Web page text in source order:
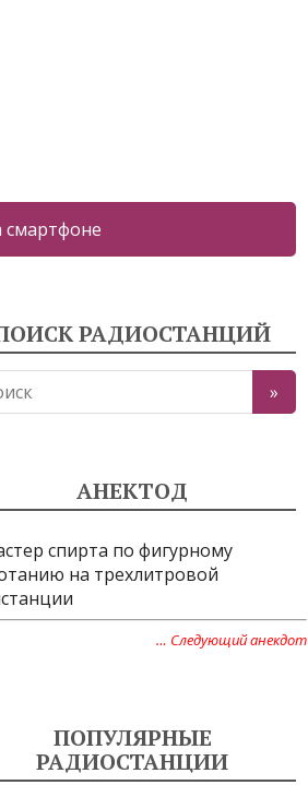
смартфоне
РАДИОСТАНЦИЙ
АНЕКТОД
спирта по фигурному
на трехлитровой
… Следующий анекдот
ПОПУЛЯРНЫЕ
РАДИОСТАНЦИИ